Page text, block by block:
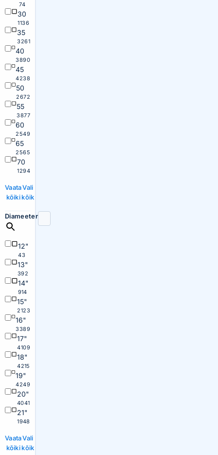
74
30
1136
35
3261
40
3890
45
4238
50
2672
55
3877
60
2549
65
2565
70
1294
Vaata
kõiki
Vali
kõik
Diameeter
12"
43
13"
392
14"
914
15"
2123
16"
3389
17"
4109
18"
4215
19"
4249
20"
4041
21"
1948
Vaata
kõiki
Vali
kõik